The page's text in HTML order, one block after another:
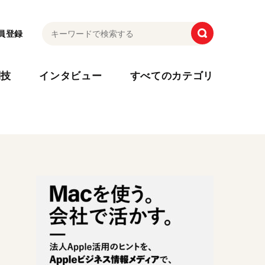
登録
インタビュー すべてのカテゴリ